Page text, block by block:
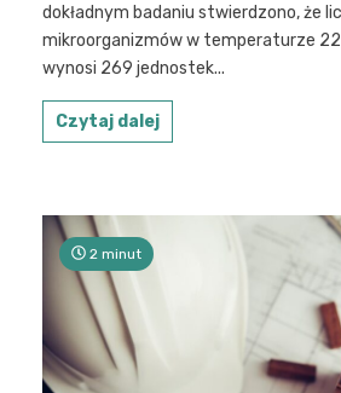
dokładnym badaniu stwierdzono, że
mikroorganizmów w temperaturze
wynosi 269 jednostek...
Czytaj dalej
2 minut